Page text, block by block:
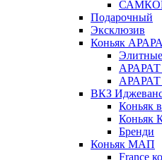
Подарочный
Эксклюзив
Коньяк
Элитные
АРАРАТ
АРАРАТ
ВКЗ
Коньяк
Коньяк
Бренди
Коньяк МАП
France